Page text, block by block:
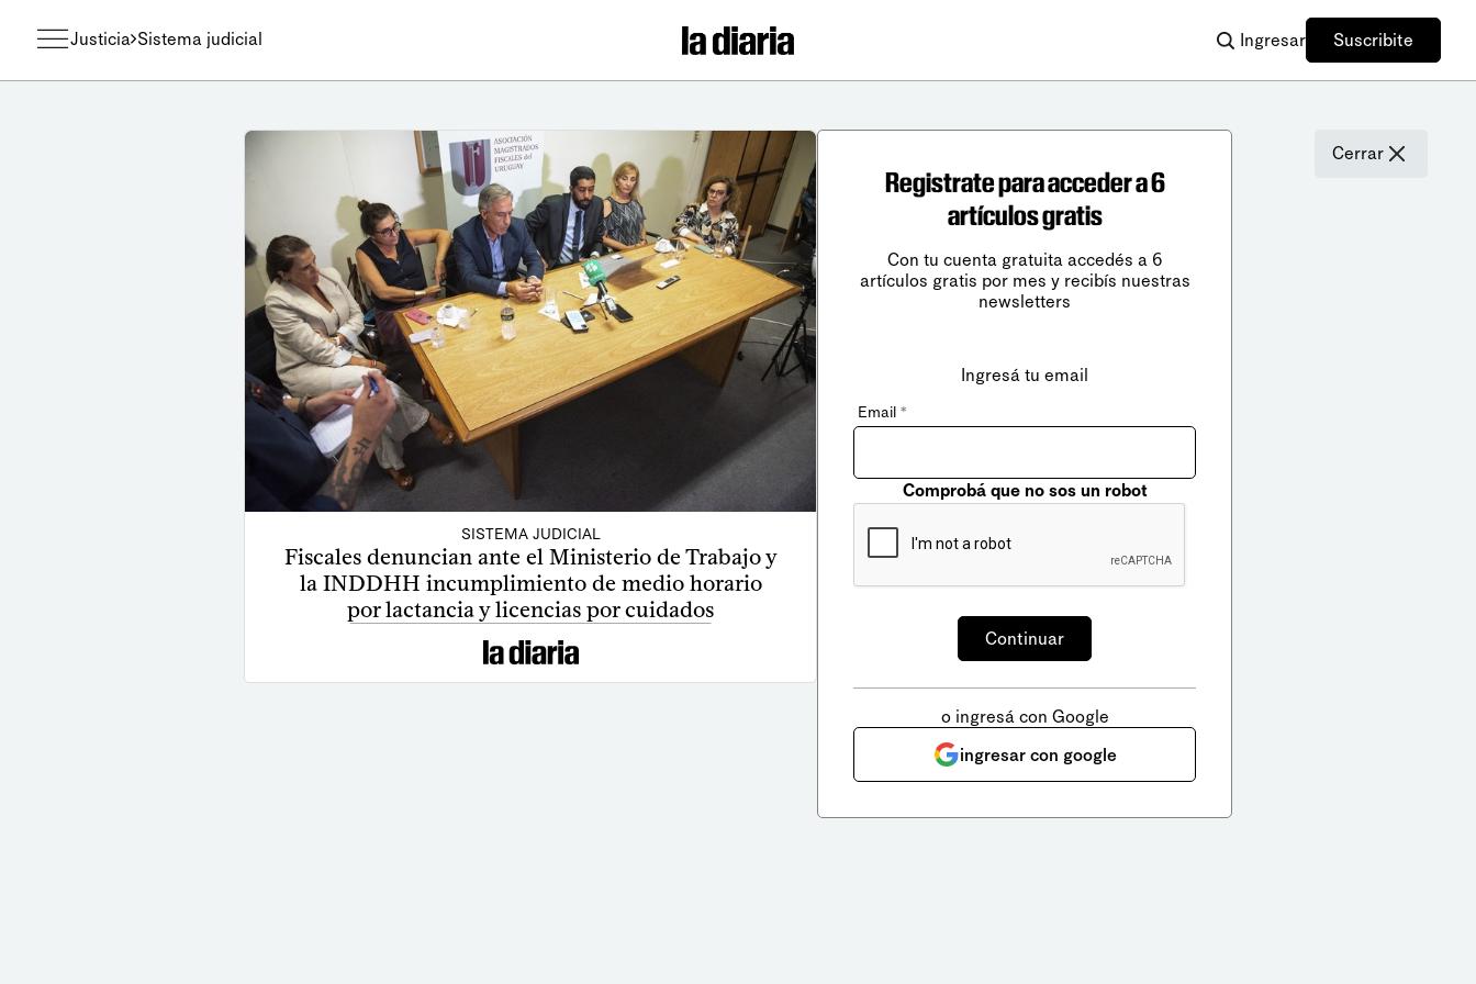
Justicia Sistema judicial Ingresar Suscribite
SISTEMA JUDICIAL
Fiscales denuncian ante el Ministerio de Trabajo y
la INDDHH incumplimiento de medio horario
por lactancia y licencias por cuidados
Cerrar
Registrate para acceder a 6
artículos gratis
Con tu cuenta gratuita accedés a 6
artículos gratis por mes y recibís nuestras
newsletters
Ingresá tu email
Email *
Comprobá que no sos un robot
o ingresá con Google
ingresar con google